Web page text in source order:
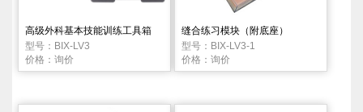
高级外科基本技能训练工具箱
型号：BIX-LV3
价格：询价
缝合练习模块（附底座）
型号：BIX-LV3-1
价格：询价